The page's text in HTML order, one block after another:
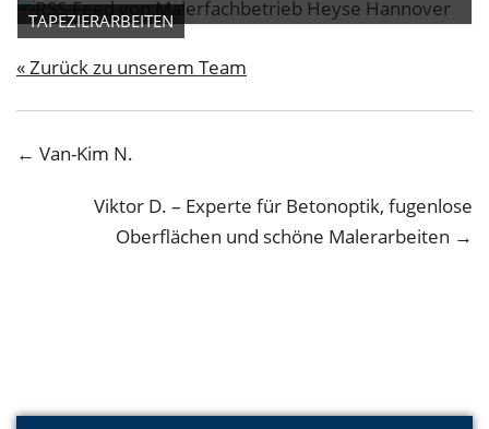
TAPEZIERARBEITEN
« Zurück zu unserem Team
← Van-Kim N.
Viktor D. – Experte für Betonoptik, fugenlose
Oberflächen und schöne Malerarbeiten →